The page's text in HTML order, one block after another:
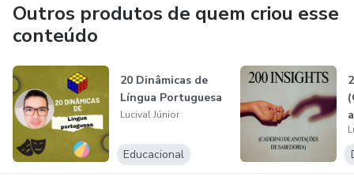
Outros produtos de quem criou esse
conteúdo
20 Dinâmicas de
Língua Portuguesa
Lucival Júnior
Educacional